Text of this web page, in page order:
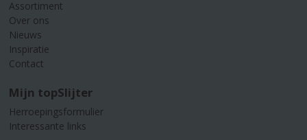
Assortiment
Over ons
Nieuws
Inspiratie
Contact
Mijn topSlijter
Herroepingsformulier
Interessante links